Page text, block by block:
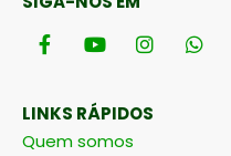
LINKS RÁPIDOS
Quem somos